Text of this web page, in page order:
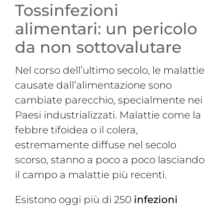
Video
Magazine
Contatti
Login
Tossinfezioni
alimentari: un pericolo
da non sottovalutare
Nel corso dell’ultimo secolo, le malattie
causate dall’alimentazione sono
cambiate parecchio, specialmente nei
Paesi industrializzati. Malattie come la
febbre tifoidea o il colera,
estremamente diffuse nel secolo
scorso, stanno a poco a poco lasciando
il campo a malattie più recenti.
Esistono oggi più di 250 infezioni